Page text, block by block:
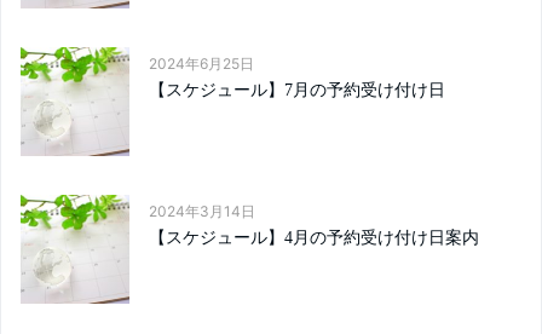
2024年6月25日
【スケジュール】7月の予約受け付け日
2024年3月14日
【スケジュール】4月の予約受け付け日案内